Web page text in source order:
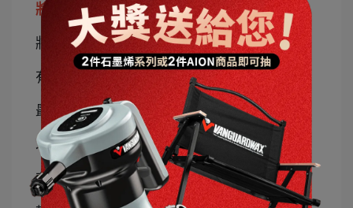
將奈米級的特殊成分與超細纖維布完美結合
將美容黏土的效果發揮到淋漓盡致
有著布、手套、握把、海綿等多種造型之外
最重要的是
增加了處理面積、能加快除垢速度
有著令人目眩神迷的清潔效果